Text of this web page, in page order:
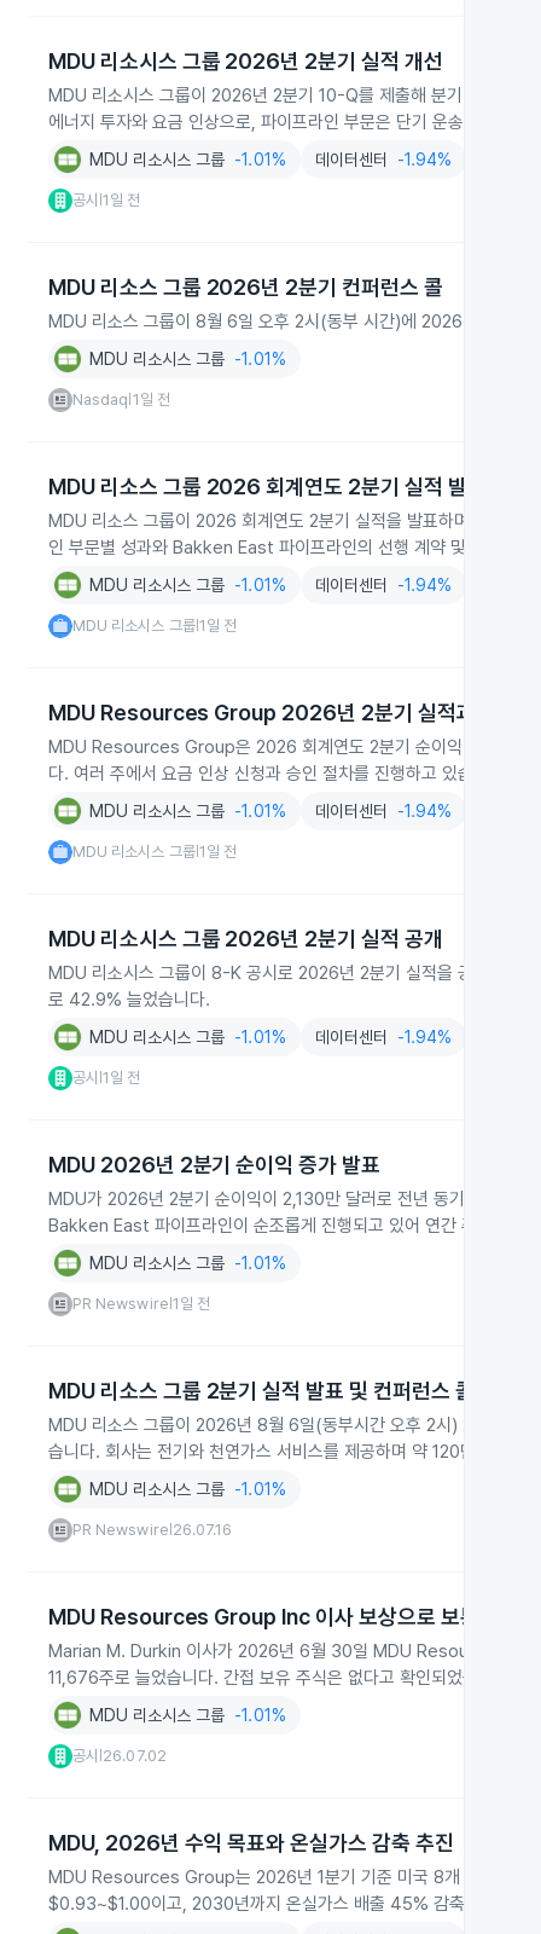
MDU 리소시스 그룹 2026년 2분기 실적 개선
MDU 리소시스 그룹이 2026년 2분기 10-Q를 제출해 분기 매출 3억
에너지 투자와 요금 인상으로, 파이프라인 부문은 단기 운송계약과
MDU 리소시스 그룹 -1.01% 데이터센터 -1.94%
공시 |1일 전
MDU 리소스 그룹 2026년 2분기 컨퍼런스 콜
MDU 리소스 그룹이 8월 6일 오후 2시(동부 시간)에 2026년 2분기
MDU 리소시스 그룹 -1.01%
Nasdaq 1일 전
MDU 리소스 그룹 2026 회계연도 2분기 실적 발표
MDU 리소스 그룹이 2026 회계연도 2분기 실적을 발표하며 분기 순
인 부문별 성과와 Bakken East 파이프라인의 선행 계약 및 4분기 최
MDU 리소시스 그룹 -1.01% 데이터센터 -1.94%
MDU 리소시스 그룹| 1일 전
MDU Resources Group 2026년 2분기 실적과 투자계
MDU Resources Group은 2026 회계연도 2분기 순이익이 1,370
다. 여러 주에서 요금 인상 신청과 승인 절차를 진행하고 있습니다.
MDU 리소시스 그룹 -1.01% 데이터센터 -1.94%
MDU 리소시스 그룹| 1일 전
MDU 리소시스 그룹 2026년 2분기 실적 공개
MDU 리소시스 그룹이 8-K 공시로 2026년 2분기 실적을 공개했습
로 42.9% 늘었습니다.
MDU 리소시스 그룹 -1.01% 데이터센터 -1.94%
공시 |1일 전
MDU 2026년 2분기 순이익 증가 발표
MDU가 2026년 2분기 순이익이 2,130만 달러로 전년 동기 대비
Bakken East 파이프라인이 순조롭게 진행되고 있어 연간 주당 순이
MDU 리소시스 그룹 -1.01%
PR Newswire 1일 전
MDU 리소스 그룹 2분기 실적 발표 및 컨퍼런스 콜
MDU 리소스 그룹이 2026년 8월 6일(동부시간 오후 2시) 2분기 실
습니다. 회사는 전기와 천연가스 서비스를 제공하며 약 120만 고객에
MDU 리소시스 그룹 -1.01%
PR Newswire 26.07.16
MDU Resources Group Inc 이사 보상으로 보통주 수령
Marian M. Durkin 이사가 2026년 6월 30일 MDU Resources
11,676주로 늘었습니다. 간접 보유 주식은 없다고 확인되었습니다.
MDU 리소시스 그룹 -1.01%
공시 26.07.02
MDU, 2026년 수익 목표와 온실가스 감축 추진
MDU Resources Group는 2026년 1분기 기준 미국 8개 주에서 에
$0.93~$1.00이고, 2030년까지 온실가스 배출 45% 감축을 추진합